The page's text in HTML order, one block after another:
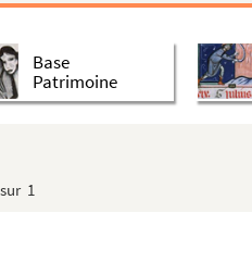
Base
Patrimoine
1
de Lille